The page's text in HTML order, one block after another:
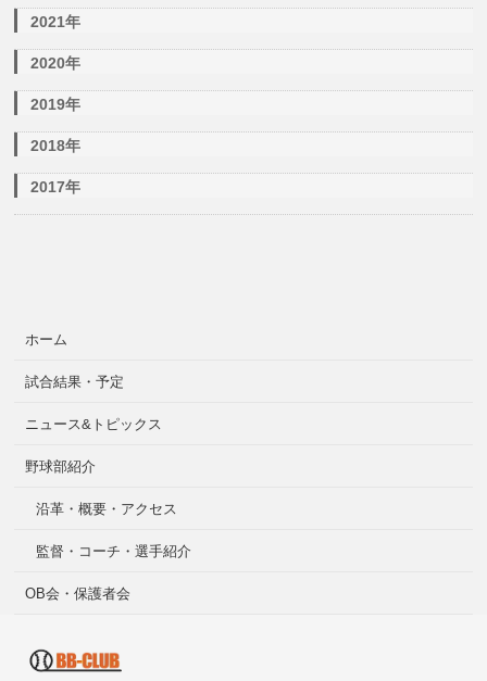
2021年
2020年
2019年
2018年
2017年
ホーム
試合結果・予定
ニュース&トピックス
野球部紹介
沿革・概要・アクセス
監督・コーチ・選手紹介
OB会・保護者会